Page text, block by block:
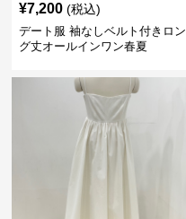
¥7,200 (税込)
デート服 袖なしベルト付きロン
グ丈オールインワン春夏